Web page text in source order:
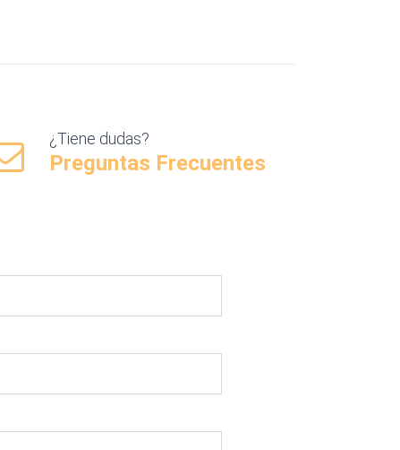
¿Tiene dudas?
Preguntas Frecuentes